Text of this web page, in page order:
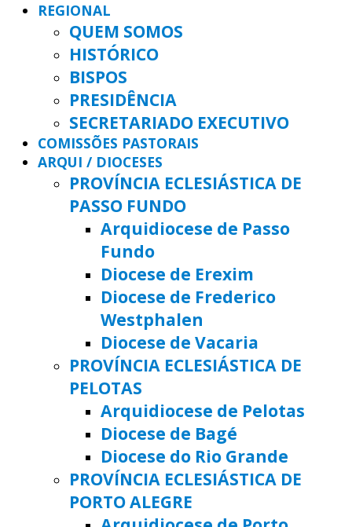
REGIONAL
QUEM SOMOS
HISTÓRICO
BISPOS
PRESIDÊNCIA
SECRETARIADO EXECUTIVO
COMISSÕES PASTORAIS
ARQUI / DIOCESES
PROVÍNCIA ECLESIÁSTICA DE
PASSO FUNDO
Arquidiocese de Passo
Fundo
Diocese de Erexim
Diocese de Frederico
Westphalen
Diocese de Vacaria
PROVÍNCIA ECLESIÁSTICA DE
PELOTAS
Arquidiocese de Pelotas
Diocese de Bagé
Diocese do Rio Grande
PROVÍNCIA ECLESIÁSTICA DE
PORTO ALEGRE